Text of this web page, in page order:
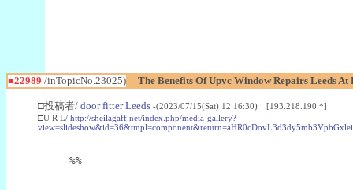
■22989 /inTopicNo.23025) The Benefits Of Upvc Window Repairs Leeds
□投稿者/ door fitter Leeds -(2023/07/15(Sat) 12:16:30) [193.218.190.*]
□U R L/ http://sheilagaff.net/index.php/media-gallery?
%%